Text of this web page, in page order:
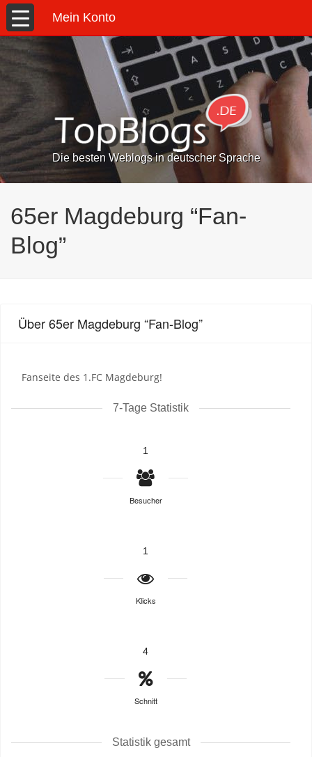
Mein Konto
Die besten Weblogs in deutscher Sprache
65er Magdeburg “Fan-
Blog”
Über 65er Magdeburg “Fan-Blog”
Fanseite des 1.FC Magdeburg!
7-Tage Statistik
1
Besucher
1
Klicks
4
Schnitt
Statistik gesamt